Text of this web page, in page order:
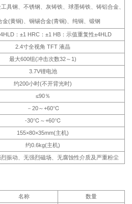
具钢、不锈钢、灰铸铁、球墨铸铁、铸铝合金、
金(黄铜)、铜锡合金(青铜)、纯铜、锻钢
：±1 HRC：±1 HB：示值重复性±4HLD
2.4寸全视角 TFT 液晶
最大600组(冲击次数32～1)
3.7V锂电池
约200小时(不开背光时)
≤90％
－20～+60℃
-30℃～+60℃
155×80×35mm(主机)
约0.6kg(主机)
振动、无强烈磁场、无腐蚀性介质及严重粉尘
名称
数量